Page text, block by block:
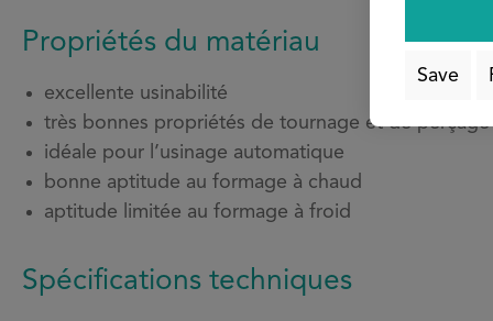
Propriétés du matériau
excellente usinabilité
très bonnes propriétés de tournage et de perçage
idéale pour l’usinage automatique
bonne aptitude au formage à chaud
aptitude limitée au formage à froid
Spécifications techniques
Save